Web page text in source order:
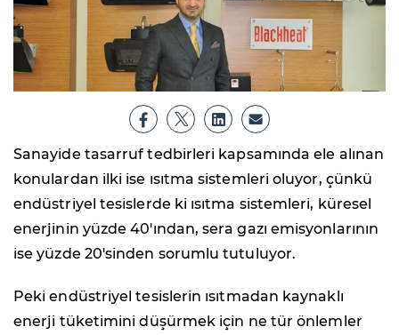
Sanayide tasarruf tedbirleri kapsamında ele alınan
konulardan ilki ise ısıtma sistemleri oluyor, çünkü
endüstriyel tesislerde ki ısıtma sistemleri, küresel
enerjinin yüzde 40'ından, sera gazı emisyonlarının
ise yüzde 20'sinden sorumlu tutuluyor.
Peki endüstriyel tesislerin ısıtmadan kaynaklı
enerji tüketimini düşürmek için ne tür önlemler